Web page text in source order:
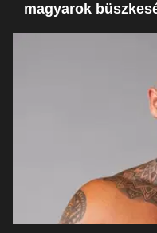
magyarok